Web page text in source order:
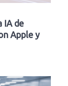
IA de
Apple y